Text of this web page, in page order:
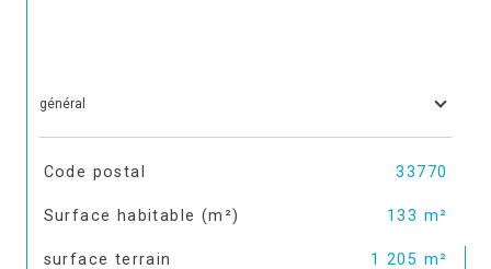
général
TRAD_SIROCCO_Caracteristique
Code postal 33770
Surface habitable (m²) 133 m²
surface terrain 1 205 m²